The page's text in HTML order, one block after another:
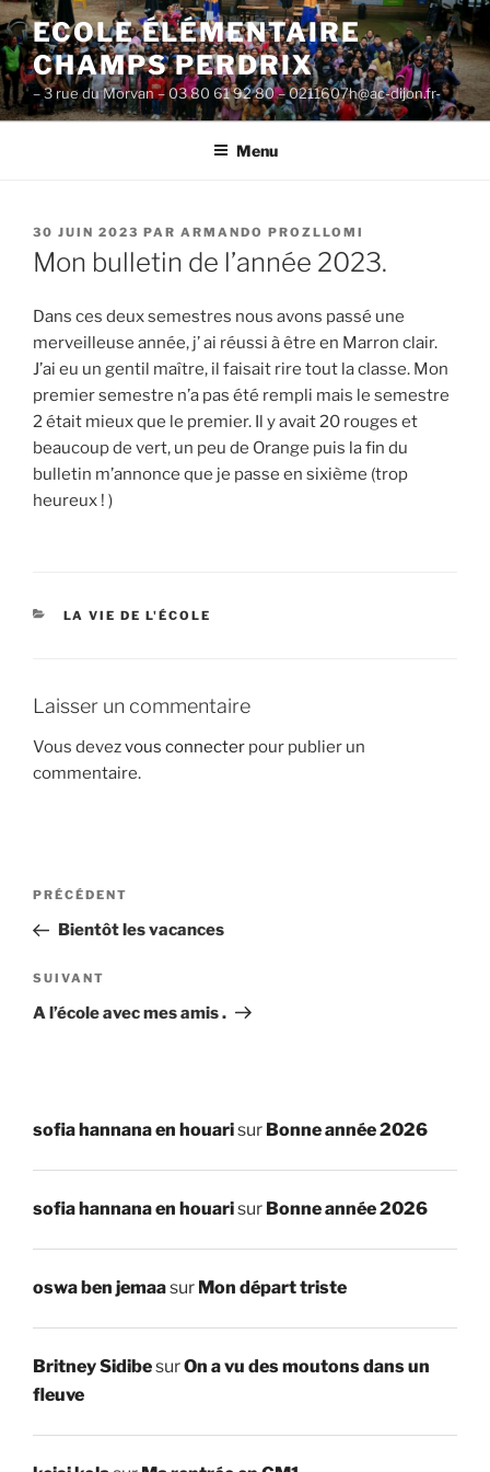
Aller
au
contenu
principal
ECOLE ÉLÉMENTAIRE
CHAMPS PERDRIX
– 3 rue du Morvan – 03 80 61 92 80 – 0211607h@ac-dijon.fr-
Menu
PUBLIÉ
LE
30 JUIN 2023 PAR ARMANDO PROZLLOMI
Mon bulletin de l’année 2023.
Dans ces deux semestres nous avons passé une
merveilleuse année, j’ ai réussi à être en Marron clair.
J’ai eu un gentil maître, il faisait rire tout la classe. Mon
premier semestre n’a pas été rempli mais le semestre
2 était mieux que le premier. Il y avait 20 rouges et
beaucoup de vert, un peu de Orange puis la fin du
bulletin m’annonce que je passe en sixième (trop
heureux ! )
CATÉGORIES
LA VIE DE L'ÉCOLE
Laisser un commentaire
Vous devezvous connecter pour publier un
commentaire.
Navigation
l’article
Article
précédent
PRÉCÉDENT
Bientôt les vacances
Article
suivant
SUIVANT
A l’école avec mes amis .
sofia hannana en houarisur Bonne année 2026
sofia hannana en houarisur Bonne année 2026
oswa ben jemaasur Mon départ triste
Britney SidibesurOn a vu des moutons dans un
fleuve